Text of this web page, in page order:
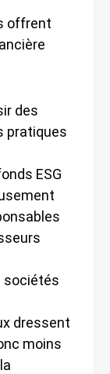
offrent
des
pratiques
ESG
sociétés
dressent
moins